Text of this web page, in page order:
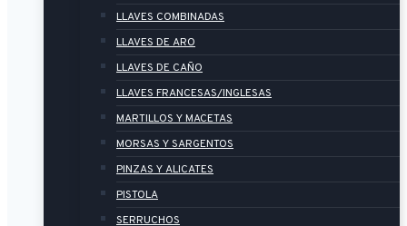
LLAVES COMBINADAS
LLAVES DE ARO
LLAVES DE CAÑO
LLAVES FRANCESAS/INGLESAS
MARTILLOS Y MACETAS
MORSAS Y SARGENTOS
PINZAS Y ALICATES
PISTOLA
SERRUCHOS